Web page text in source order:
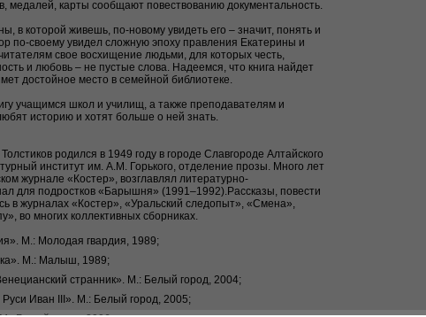
медалей, карты сообщают повествованию документальность.
в которой живешь, по-новому увидеть его – значит, понять и
по-своему увидел сложную эпоху правления Екатерины и
свое восхищение людьми, для которых честь,
и любовь – не пустые слова. Надеемся, что книга найдет
достойное место в семейной библиотеке.
учащимся школ и училищ, а также преподавателям и
историю и хотят больше о ней знать.
родился в 1949 году в городе Славгороде Алтайского
институт им. А.М. Горького, отделение прозы. Много лет
журнале «Костер», возглавлял литературно-
для подростков «Барышня» (1991–1992).Рассказы, повести
в журналах «Костер», «Уральский следопыт», «Смена»,
во многих коллективных сборниках.
М.: Молодая гвардия, 1989;
М.: Малыш, 1989;
странник». М.: Белый город, 2004;
Руси Иван III». М.: Белый город, 2005;